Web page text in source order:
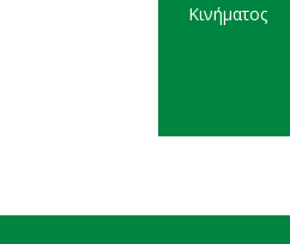
Κινήματος